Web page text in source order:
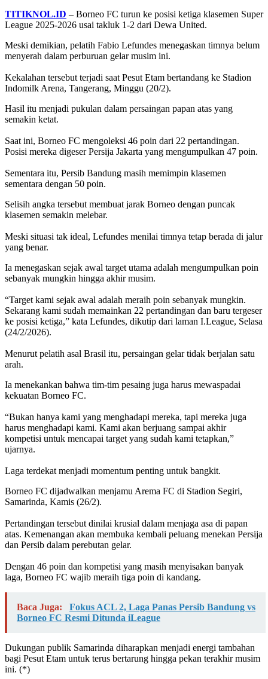
TITIKNOL.ID – Borneo FC turun ke posisi ketiga klasemen Super
League 2025-2026 usai takluk 1-2 dari Dewa United.
Meski demikian, pelatih Fabio Lefundes menegaskan timnya belum
menyerah dalam perburuan gelar musim ini.
‎Kekalahan tersebut terjadi saat Pesut Etam bertandang ke Stadion
Indomilk Arena, Tangerang, Minggu (20/2).
Hasil itu menjadi pukulan dalam persaingan papan atas yang
semakin ketat.
‎Saat ini, Borneo FC mengoleksi 46 poin dari 22 pertandingan.
Posisi mereka digeser Persija Jakarta yang mengumpulkan 47 poin.
‎Sementara itu, Persib Bandung masih memimpin klasemen
sementara dengan 50 poin.
Selisih angka tersebut membuat jarak Borneo dengan puncak
klasemen semakin melebar.
‎Meski situasi tak ideal, Lefundes menilai timnya tetap berada di jalur
yang benar.
Ia menegaskan sejak awal target utama adalah mengumpulkan poin
sebanyak mungkin hingga akhir musim.
‎“Target kami sejak awal adalah meraih poin sebanyak mungkin.
Sekarang kami sudah memainkan 22 pertandingan dan baru tergeser
ke posisi ketiga,” kata Lefundes, dikutip dari laman I.League, Selasa
(24/2/2026).
‎Menurut pelatih asal Brasil itu, persaingan gelar tidak berjalan satu
arah.
Ia menekankan bahwa tim-tim pesaing juga harus mewaspadai
kekuatan Borneo FC.
‎“Bukan hanya kami yang menghadapi mereka, tapi mereka juga
harus menghadapi kami. Kami akan berjuang sampai akhir
kompetisi untuk mencapai target yang sudah kami tetapkan,”
ujarnya.
‎Laga terdekat menjadi momentum penting untuk bangkit.
Borneo FC dijadwalkan menjamu Arema FC di Stadion Segiri,
Samarinda, Kamis (26/2).
‎Pertandingan tersebut dinilai krusial dalam menjaga asa di papan
atas. Kemenangan akan membuka kembali peluang menekan Persija
dan Persib dalam perebutan gelar.
‎Dengan 46 poin dan kompetisi yang masih menyisakan banyak
laga, Borneo FC wajib meraih tiga poin di kandang.
Baca Juga:
Fokus ACL 2, Laga Panas Persib Bandung vs
Borneo FC Resmi Ditunda iLeague
Dukungan publik Samarinda diharapkan menjadi energi tambahan
bagi Pesut Etam untuk terus bertarung hingga pekan terakhir musim
ini. (*)